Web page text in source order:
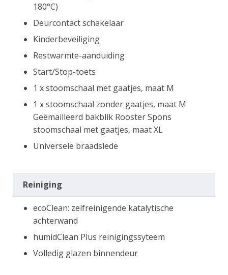
180°C)
Deurcontact schakelaar
Kinderbeveiliging
Restwarmte-aanduiding
Start/Stop-toets
1 x stoomschaal met gaatjes, maat M
1 x stoomschaal zonder gaatjes, maat M
Geëmailleerd bakblik Rooster Spons
stoomschaal met gaatjes, maat XL
Universele braadslede
Reiniging
ecoClean: zelfreinigende katalytische
achterwand
humidClean Plus reinigingssyteem
Volledig glazen binnendeur